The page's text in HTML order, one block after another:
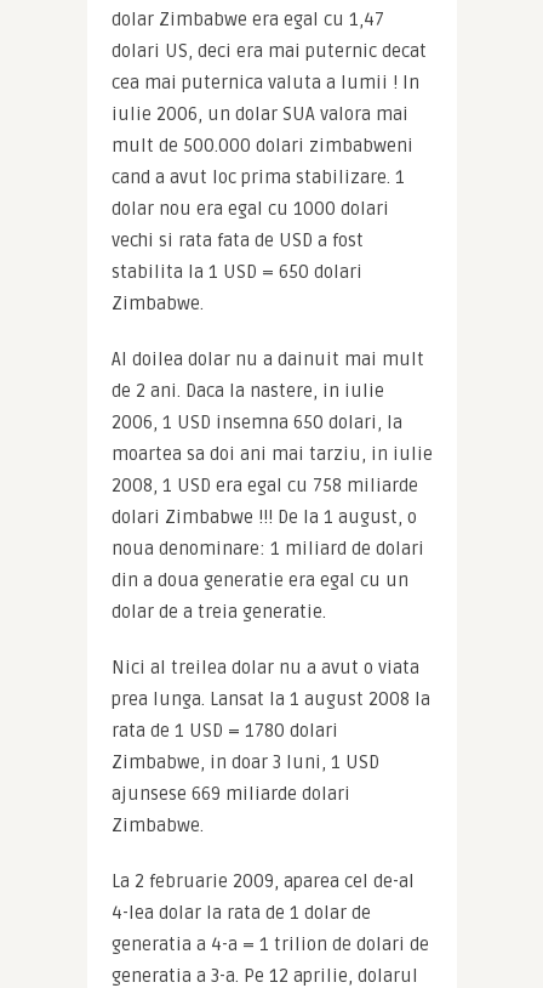
dolar Zimbabwe era egal cu 1,47
dolari US, deci era mai puternic decat
cea mai puternica valuta a lumii ! In
iulie 2006, un dolar SUA valora mai
mult de 500.000 dolari zimbabweni
cand a avut loc prima stabilizare. 1
dolar nou era egal cu 1000 dolari
vechi si rata fata de USD a fost
stabilita la 1 USD = 650 dolari
Zimbabwe.
Al doilea dolar nu a dainuit mai mult
de 2 ani. Daca la nastere, in iulie
2006, 1 USD insemna 650 dolari, la
moartea sa doi ani mai tarziu, in iulie
2008, 1 USD era egal cu 758 miliarde
dolari Zimbabwe !!! De la 1 august, o
noua denominare: 1 miliard de dolari
din a doua generatie era egal cu un
dolar de a treia generatie.
Nici al treilea dolar nu a avut o viata
prea lunga. Lansat la 1 august 2008 la
rata de 1 USD = 1780 dolari
Zimbabwe, in doar 3 luni, 1 USD
ajunsese 669 miliarde dolari
Zimbabwe.
La 2 februarie 2009, aparea cel de-al
4-lea dolar la rata de 1 dolar de
generatia a 4-a = 1 trilion de dolari de
generatia a 3-a. Pe 12 aprilie, dolarul